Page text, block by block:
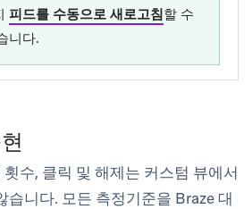
피드를 수동으로 새로고침할 수
니다.
수, 클릭 및 해제는 커스텀 뷰에서
습니다. 모든 측정기준을 Braze 대